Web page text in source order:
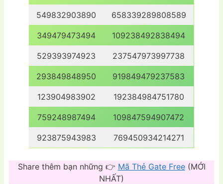
549832903890 658339289808589
349479473494 109238492838494
529393974923 237547973997738
293849848950 919849479237583
123904983902 192384984751780
759248987494 109847594907472
923875943983 769450934214271
Share thêm bạn những 👉 Mã Thẻ Gate Free(MỚI
NHẤT)